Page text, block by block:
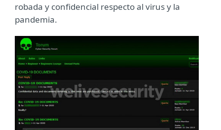
robada y confidencial respecto al virus y la
pandemia.